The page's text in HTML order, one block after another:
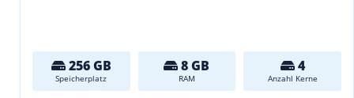
256 GB
Speicherplatz
8 GB
RAM
4
Anzahl Kerne